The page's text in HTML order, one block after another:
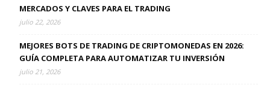
MERCADOS Y CLAVES PARA EL TRADING
julio 22, 2026
MEJORES BOTS DE TRADING DE CRIPTOMONEDAS EN 2026:
GUÍA COMPLETA PARA AUTOMATIZAR TU INVERSIÓN
julio 21, 2026